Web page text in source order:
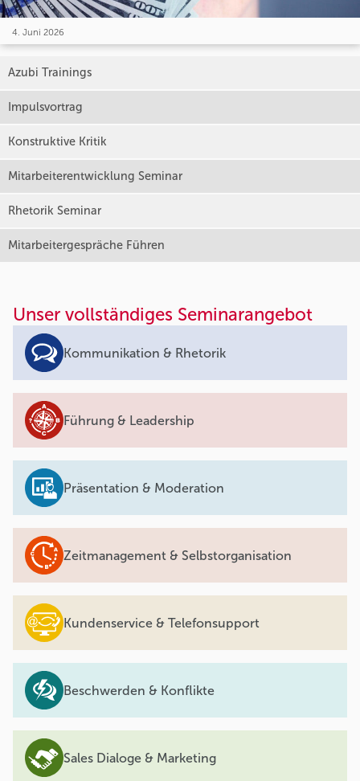
4. Juni 2026
Azubi Trainings
Impulsvortrag
Konstruktive Kritik
Mitarbeiterentwicklung Seminar
Rhetorik Seminar
Mitarbeitergespräche Führen
Unser vollständiges Seminarangebot
Kommunikation & Rhetorik
Führung & Leadership
Präsentation & Moderation
Zeitmanagement & Selbstorganisation
Kundenservice & Telefonsupport
Beschwerden & Konflikte
Sales Dialoge & Marketing